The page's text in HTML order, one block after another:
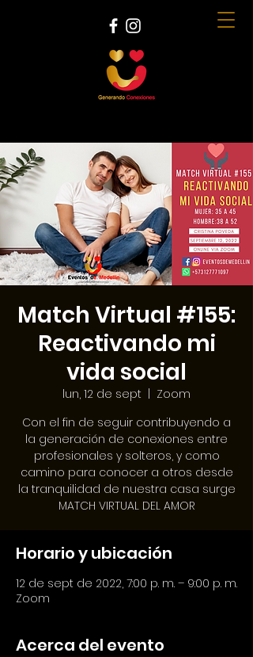
Match Virtual #155:
Reactivando mi
vida social
lun, 12 de sept
Zoom
Con el fin de seguir contribuyendo a
la generación de conexiones entre
profesionales y solteros, y como
camino para conocer a otros desde
la tranquilidad de nuestra casa surge
MATCH VIRTUAL DEL AMOR
Horario y ubicación
12 de sept de 2022, 7:00 p. m. – 9:00 p. m.
Zoom
Acerca del evento